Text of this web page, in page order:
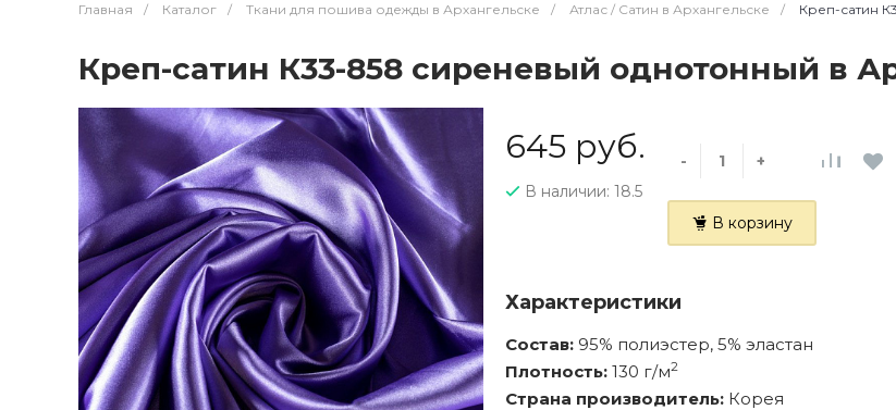
Главная / Каталог / Ткани для пошива одежды в Архангельске / Атлас / Cатин в Архангельске / Креп-сатин
Креп-сатин К33-858 сиреневый однотонный в
645 руб.
В наличии: 18.5
- +
В корзину
Характеристики
Состав: 95% полиэстер, 5% эластан
Плотность: 130 г/м2
Страна производитель: Корея